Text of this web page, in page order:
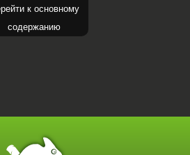
к основному
содержанию